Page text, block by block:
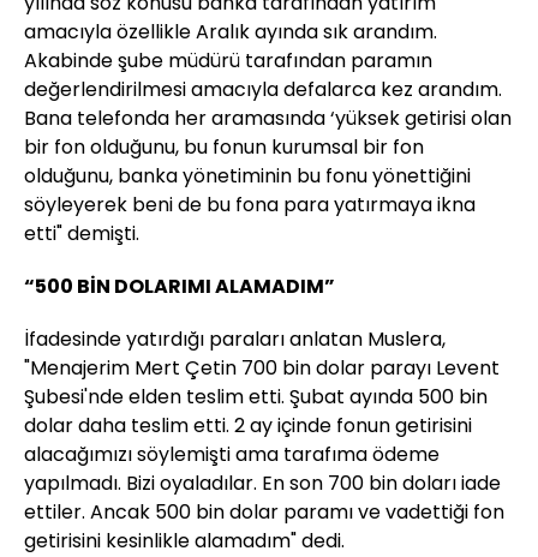
amacıyla özellikle Aralık ayında sık arandım.
Akabinde şube müdürü tarafından paramın
değerlendirilmesi amacıyla defalarca kez arandım.
Bana telefonda her aramasında ‘yüksek getirisi olan
bir fon olduğunu, bu fonun kurumsal bir fon
olduğunu, banka yönetiminin bu fonu yönettiğini
söyleyerek beni de bu fona para yatırmaya ikna
etti" demişti.
“500 BİN DOLARIMI ALAMADIM”
İfadesinde yatırdığı paraları anlatan Muslera,
"Menajerim Mert Çetin 700 bin dolar parayı Levent
Şubesi'nde elden teslim etti. Şubat ayında 500 bin
dolar daha teslim etti. 2 ay içinde fonun getirisini
alacağımızı söylemişti ama tarafıma ödeme
yapılmadı. Bizi oyaladılar. En son 700 bin doları iade
ettiler. Ancak 500 bin dolar paramı ve vadettiği fon
getirisini kesinlikle alamadım" dedi.